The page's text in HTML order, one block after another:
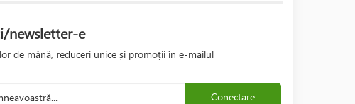
newsletter-e
de mână, reduceri unice și promoții în e-mailul
Conectare